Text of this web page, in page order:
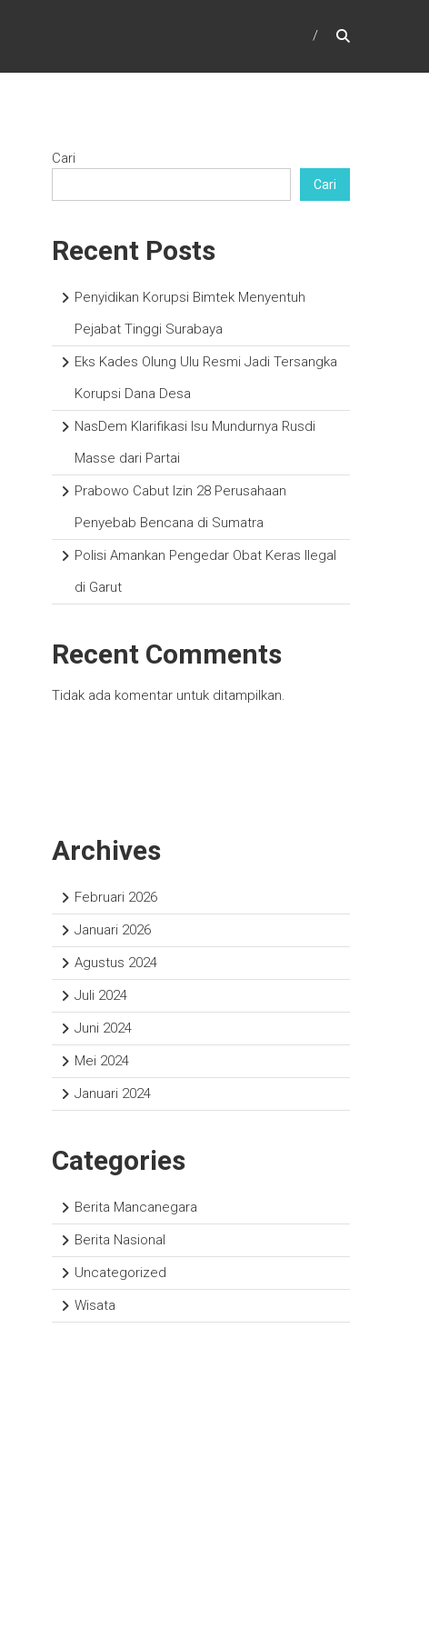
Cari
Cari
Recent Posts
Penyidikan Korupsi Bimtek Menyentuh
Pejabat Tinggi Surabaya
Eks Kades Olung Ulu Resmi Jadi Tersangka
Korupsi Dana Desa
NasDem Klarifikasi Isu Mundurnya Rusdi
Masse dari Partai
Prabowo Cabut Izin 28 Perusahaan
Penyebab Bencana di Sumatra
Polisi Amankan Pengedar Obat Keras Ilegal
di Garut
Recent Comments
Tidak ada komentar untuk ditampilkan.
Archives
Februari 2026
Januari 2026
Agustus 2024
Juli 2024
Juni 2024
Mei 2024
Januari 2024
Categories
Berita Mancanegara
Berita Nasional
Uncategorized
Wisata